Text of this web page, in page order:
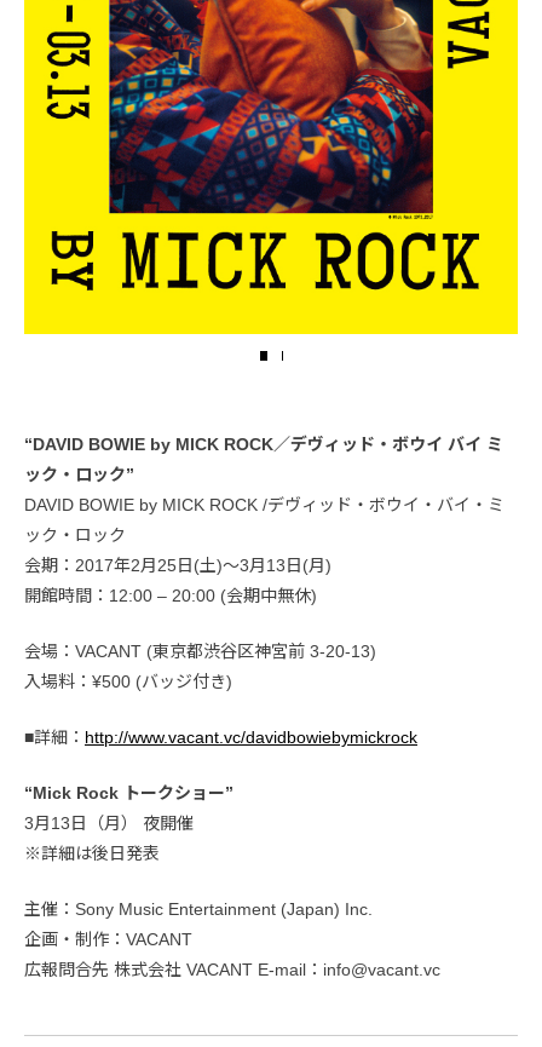
“DAVID BOWIE by MICK ROCK／デヴィッド・ボウイ バイ ミ
ック・ロック”
DAVID BOWIE by MICK ROCK /デヴィッド・ボウイ・バイ・ミ
ック・ロック
会期：2017年2月25日(土)〜3月13日(月)
開館時間：12:00 – 20:00 (会期中無休)
会場：VACANT (東京都渋谷区神宮前 3-20-13)
入場料：¥500 (バッジ付き)
■詳細： http://www.vacant.vc/davidbowiebymickrock
“Mick Rock トークショー”
3月13日（月） 夜開催
※詳細は後日発表
主催：Sony Music Entertainment (Japan) Inc.
企画・制作：VACANT
広報問合先 株式会社 VACANT E-mail：info@vacant.vc